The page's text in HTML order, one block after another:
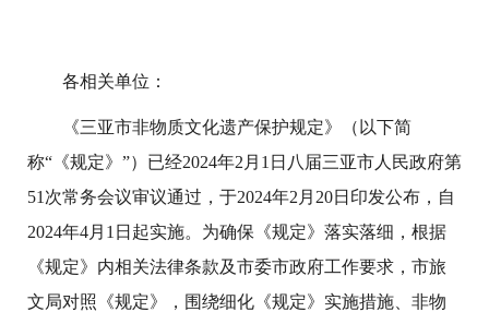
各相关单位：
《三亚市非物质文化遗产保护规定》（以下简
称“《规定》”）已经2024年2月1日八届三亚市人民政府第
51次常务会议审议通过，于2024年2月20日印发公布，自
2024年4月1日起实施。为确保《规定》落实落细，根据
《规定》内相关法律条款及市委市政府工作要求，市旅
文局对照《规定》，围绕细化《规定》实施措施、非物